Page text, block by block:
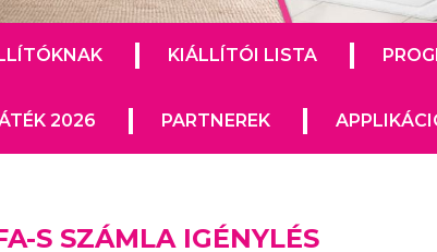
KIÁLLÍTÓI LISTA
2026 PARTNEREK
S SZÁMLA IGÉNYLÉS